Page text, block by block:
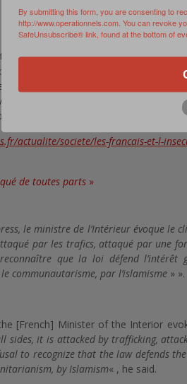
ou dans les statistiques
tear themselves around the
to argue that France is now
stable. Or nuanced. As in
one delves into the yearly
in official statistics.
actualite/societe/les-francais-et-l-
de toutes parts »
le ministre de l’Intérieur évoque le
par les trafics, attaqué par une
que la loi défend l’intérêt
communautarisme, par l’islamisme » ».
[French] Minister of the Interior
sides, it is attacked by trafficking,
to recognize that the law defends
by Islamism« , he said.
By submitting this form, you are consenting to
http://www.operationnels.com. You can revoke
SafeUnsubscribe® link, found at the bottom of